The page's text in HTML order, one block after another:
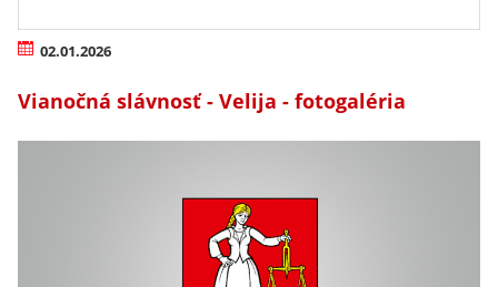
02.01.2026
Vianočná slávnosť - Velija - fotogaléria